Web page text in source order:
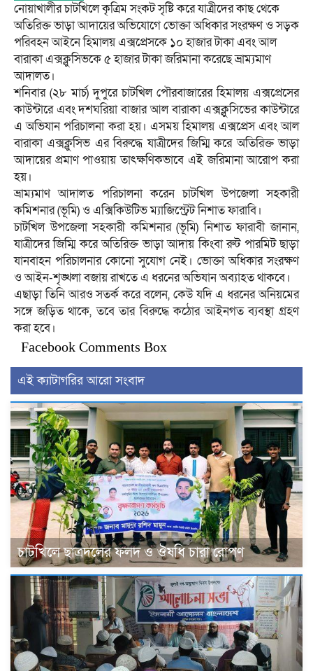
নোয়াখালীর চাটখিলে কৃত্রিম সংকট সৃষ্টি করে যাত্রীদের কাছ থেকে
অতিরিক্ত ভাড়া আদায়ের অভিযোগে ভোক্তা অধিকার সংরক্ষণ ও সড়ক
পরিবহন আইনে হিমালয় এক্সপ্রেসকে ১০ হাজার টাকা এবং আল
বারাকা এক্সক্লুসিভকে ৫ হাজার টাকা জরিমানা করেছে ভ্রাম্যমাণ
আদালত।
শনিবার (২৮ মার্চ) দুপুরে চাটখিল পৌরবাজারের হিমালয় এক্সপ্রেসের
কাউন্টারে এবং দশঘরিয়া বাজার আল বারাকা এক্সক্লুসিভের কাউন্টারে
এ অভিযান পরিচালনা করা হয়। এসময় হিমালয় এক্সপ্রেস এবং আল
বারাকা এক্সক্লুসিভ এর বিরুদ্ধে যাত্রীদের জিম্মি করে অতিরিক্ত ভাড়া
আদায়ের প্রমাণ পাওয়ায় তাৎক্ষণিকভাবে এই জরিমানা আরোপ করা
হয়।
ভ্রাম্যমাণ আদালত পরিচালনা করেন চাটখিল উপজেলা সহকারী
কমিশনার (ভূমি) ও এক্সিকিউটিভ ম্যাজিস্ট্রেট নিশাত ফারাবি।
চাটখিল উপজেলা সহকারী কমিশনার (ভূমি) নিশাত ফারাবী জানান,
যাত্রীদের জিম্মি করে অতিরিক্ত ভাড়া আদায় কিংবা রুট পারমিট ছাড়া
যানবাহন পরিচালনার কোনো সুযোগ নেই। ভোক্তা অধিকার সংরক্ষণ
ও আইন-শৃঙ্খলা বজায় রাখতে এ ধরনের অভিযান অব্যাহত থাকবে।
এছাড়া তিনি আরও সতর্ক করে বলেন, কেউ যদি এ ধরনের অনিয়মের
সঙ্গে জড়িত থাকে, তবে তার বিরুদ্ধে কঠোর আইনগত ব্যবস্থা গ্রহণ
করা হবে।
Facebook Comments Box
এই ক্যাটাগরির আরো সংবাদ
চাটখিলে ছাত্রদলের ফলদ ও ঔষধি চারা রোপণ